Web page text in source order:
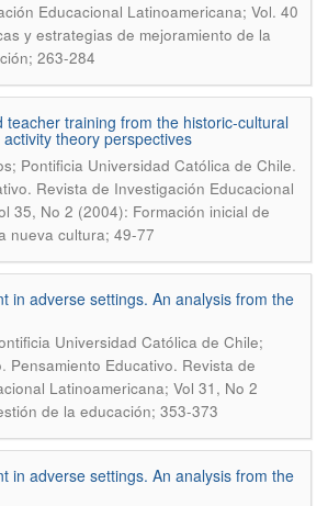
Educacional Latinoamericana; Vol. 40
y estrategias de mejoramiento de la
263-284
teacher training from the historic-cultural
theory perspectives
Pontificia Universidad Católica de Chile.
Revista de Investigación Educacional
35, No 2 (2004): Formación inicial de
nueva cultura; 49-77
in adverse settings. An analysis from the
Universidad Católica de Chile;
. Pensamiento Educativo. Revista de
Latinoamericana; Vol 31, No 2
de la educación; 353-373
in adverse settings. An analysis from the